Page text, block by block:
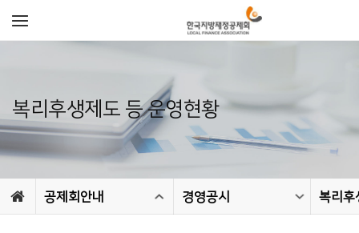
복리후생제도 등 운영현황
공제회안내 경영공시